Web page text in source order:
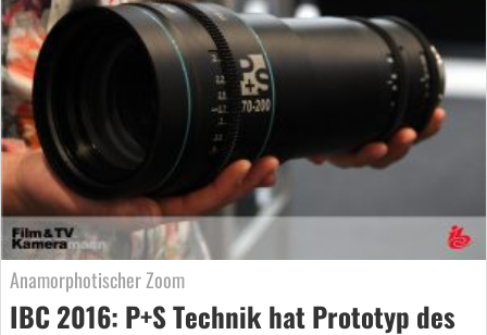
Anamorphotischer Zoom
IBC 2016: P+S Technik hat Prototyp des